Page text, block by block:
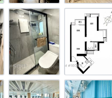
平方呎
平方呎
平方呎
平方呎
平方呎
平方呎
盤 1 房 , 1 浴室 511 平方呎